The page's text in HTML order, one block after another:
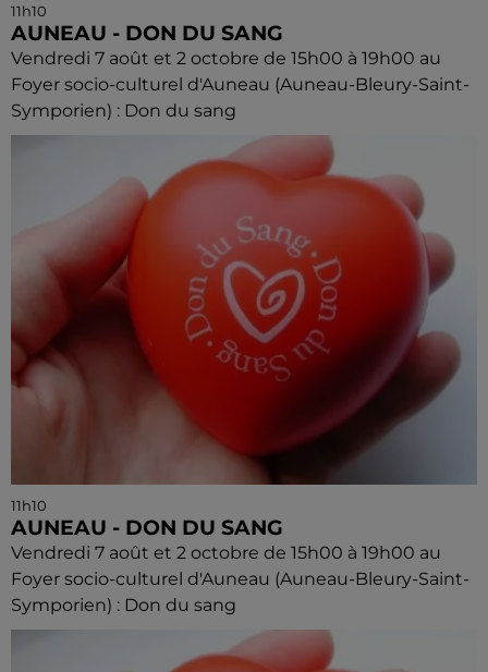
11h10
AUNEAU - DON DU SANG
Vendredi 7 août et 2 octobre de 15h00 à 19h00 au
Foyer socio-culturel d'Auneau (Auneau-Bleury-Saint-
Symporien) : Don du sang
11h10
AUNEAU - DON DU SANG
Vendredi 7 août et 2 octobre de 15h00 à 19h00 au
Foyer socio-culturel d'Auneau (Auneau-Bleury-Saint-
Symporien) : Don du sang